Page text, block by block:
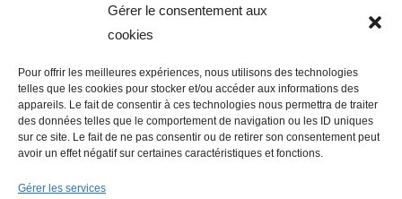
Gérer le consentement aux
cookies
Pour offrir les meilleures expériences, nous utilisons des technologies
telles que les cookies pour stocker et/ou accéder aux informations des
appareils. Le fait de consentir à ces technologies nous permettra de traiter
des données telles que le comportement de navigation ou les ID uniques
sur ce site. Le fait de ne pas consentir ou de retirer son consentement peut
avoir un effet négatif sur certaines caractéristiques et fonctions.
Gérer les services
Droit des sociétés agricoles et des coopératives
DROIT DU TRAVAIL
Recrutement, embauche et contrat de travail
Litiges et ruptures du contrat de travail, relations